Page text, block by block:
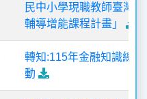
民中小學現職教師臺灣
輔導增能課程計畫」
轉知:115年金融知識線上
動